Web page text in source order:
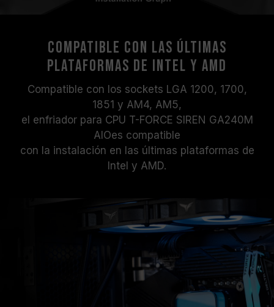
Compatible con las últimas
plataformas de Intel y AMD
Compatible con los sockets LGA 1200, 1700,
1851 y AM4, AM5,
el enfriador para CPU T-FORCE SIREN GA240M
AIOes compatible
con la instalación en las últimas plataformas de
Intel y AMD.